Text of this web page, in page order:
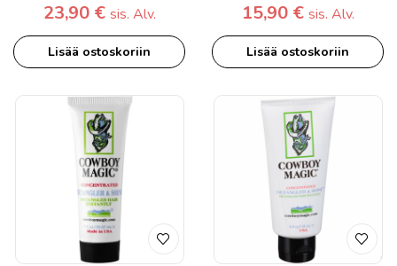
23,90 € sis. Alv.
Lisää ostoskoriin
15,90 € sis. Alv.
Lisää ostoskoriin